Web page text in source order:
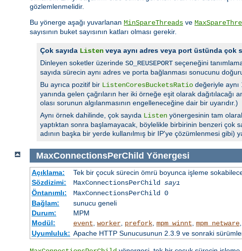
gözlemlenmelidir.
Bu yönerge aşağı yuvarlanan MinSpareThreads ve
sayısının buket sayısının katları olması gerekir.
Çok sayıda Listen veya aynı adres veya port üstünda çok
Dinleyen soketler üzerinde SO_REUSEPORT seçeneğini
sayıda sürecin aynı adres ve porta bağlanması sonucunu
Bu ayrıca pozitif bir ListenCoresBucketsRatio değeriyle aynı
yanında gelen çağrıların her iki örneğe eşit olarak
olası sorunun algılanmasının engelleneceğine dair bir uyarıdır.)
Aynı örnek dahilinde, çok sayıda Listen yönergesinin tam
yaptıktan sonra başlamayacak, böylelikle birbirinin benzeri çok
adının başka bir yerde kullanılmış bir IP'ye çözümlenmesi gibi)
MaxConnectionsPerChild Yönergesi
Açıklama:
Tek bir çocuk sürecin ömrü boyunca işleme
Sözdizimi:
MaxConnectionsPerChild sayı
Öntanımlı:
MaxConnectionsPerChild 0
Bağlam:
sunucu geneli
Durum:
MPM
Modül:
event worker, prefork, mpm_winnt mpm_netware,
Uyumluluk: Apache HTTP Sunucusunun 2.3.9 ve sonraki